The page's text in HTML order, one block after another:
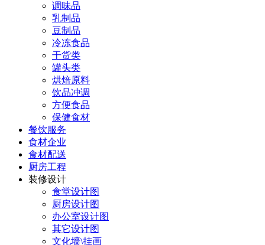
调味品
乳制品
豆制品
冷冻食品
干货类
罐头类
烘焙原料
饮品冲调
方便食品
保健食材
餐饮服务
食材企业
食材配送
厨房工程
装修设计
食堂设计图
厨房设计图
办公室设计图
其它设计图
文化墙\挂画